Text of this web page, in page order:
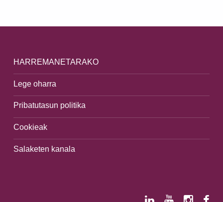
HARREMANETARAKO
Lege oharra
Pribatutasun politika
Cookieak
Salaketen kanala